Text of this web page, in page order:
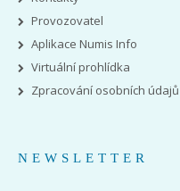
Provozovatel
Aplikace Numis Info
Virtuální prohlídka
Zpracování osobních údajů
NEWSLETTER